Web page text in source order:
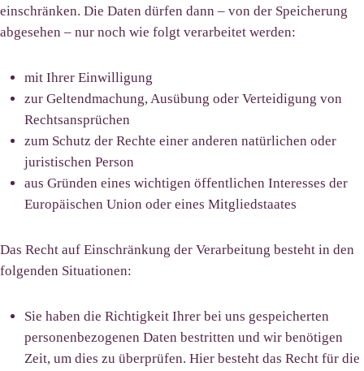
einschränken. Die Daten dürfen dann – von der Speicherung
abgesehen – nur noch wie folgt verarbeitet werden:
mit Ihrer Einwilligung
zur Geltendmachung, Ausübung oder Verteidigung von
Rechtsansprüchen
zum Schutz der Rechte einer anderen natürlichen oder
juristischen Person
aus Gründen eines wichtigen öffentlichen Interesses der
Europäischen Union oder eines Mitgliedstaates
Das Recht auf Einschränkung der Verarbeitung besteht in den
folgenden Situationen:
Sie haben die Richtigkeit Ihrer bei uns gespeicherten
personenbezogenen Daten bestritten und wir benötigen
Zeit, um dies zu überprüfen. Hier besteht das Recht für die